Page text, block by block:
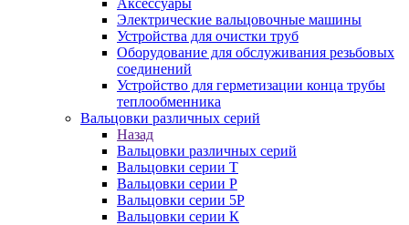
Аксессуары
Электрические вальцовочные машины
Устройства для очистки труб
Оборудование для обслуживания резьбовых
соединений
Устройство для герметизации конца трубы
теплообменника
Вальцовки различных серий
Назад
Вальцовки различных серий
Вальцовки серии Т
Вальцовки серии Р
Вальцовки серии 5Р
Вальцовки серии К